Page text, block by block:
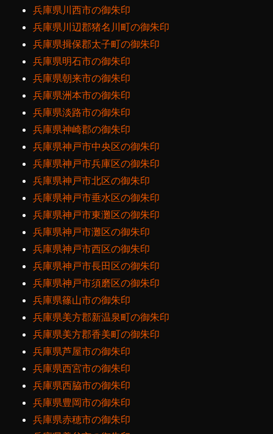
兵庫県川西市の御朱印
兵庫県川辺郡猪名川町の御朱印
兵庫県揖保郡太子町の御朱印
兵庫県明石市の御朱印
兵庫県朝来市の御朱印
兵庫県洲本市の御朱印
兵庫県淡路市の御朱印
兵庫県神崎郡の御朱印
兵庫県神戸市中央区の御朱印
兵庫県神戸市兵庫区の御朱印
兵庫県神戸市北区の御朱印
兵庫県神戸市垂水区の御朱印
兵庫県神戸市東灘区の御朱印
兵庫県神戸市灘区の御朱印
兵庫県神戸市西区の御朱印
兵庫県神戸市長田区の御朱印
兵庫県神戸市須磨区の御朱印
兵庫県篠山市の御朱印
兵庫県美方郡新温泉町の御朱印
兵庫県美方郡香美町の御朱印
兵庫県芦屋市の御朱印
兵庫県西宮市の御朱印
兵庫県西脇市の御朱印
兵庫県豊岡市の御朱印
兵庫県赤穂市の御朱印